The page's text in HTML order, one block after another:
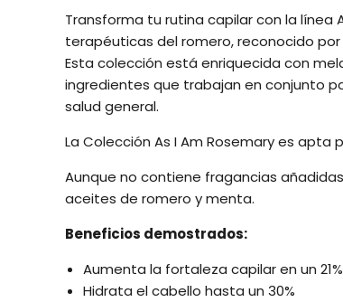
Transforma tu rutina capilar con la línea
terapéuticas del romero, reconocido
Esta colección está enriquecida con
ingredientes que trabajan en conjunto
salud general.
La Colección As I Am Rosemary es
Aunque no contiene fragancias
aceites de romero y menta.
Beneficios demostrados:
Aumenta la fortaleza capilar en un 21%
Hidrata el cabello hasta un 30%